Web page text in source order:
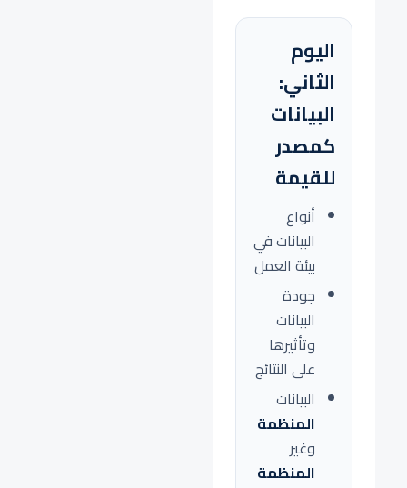
اليوم
الثاني:
البيانات
كمصدر
للقيمة
أنواع
البيانات في
بيئة العمل
جودة
البيانات
وتأثيرها
على النتائج
البيانات
المنظمة
وغير
المنظمة